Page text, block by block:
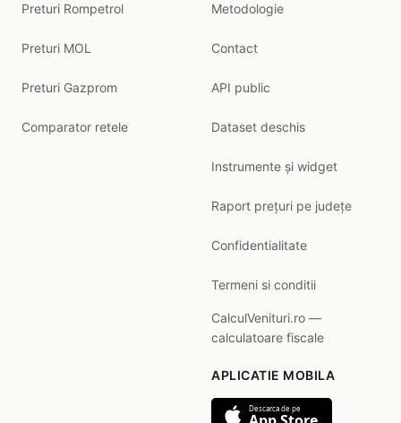
Preturi Rompetrol
Preturi MOL
Preturi Gazprom
Comparator retele
Metodologie
Contact
API public
Dataset deschis
Instrumente și widget
Raport prețuri pe județe
Confidentialitate
Termeni si conditii
CalculVenituri.ro —
calculatoare fiscale
APLICATIE MOBILA
Descarca de pe